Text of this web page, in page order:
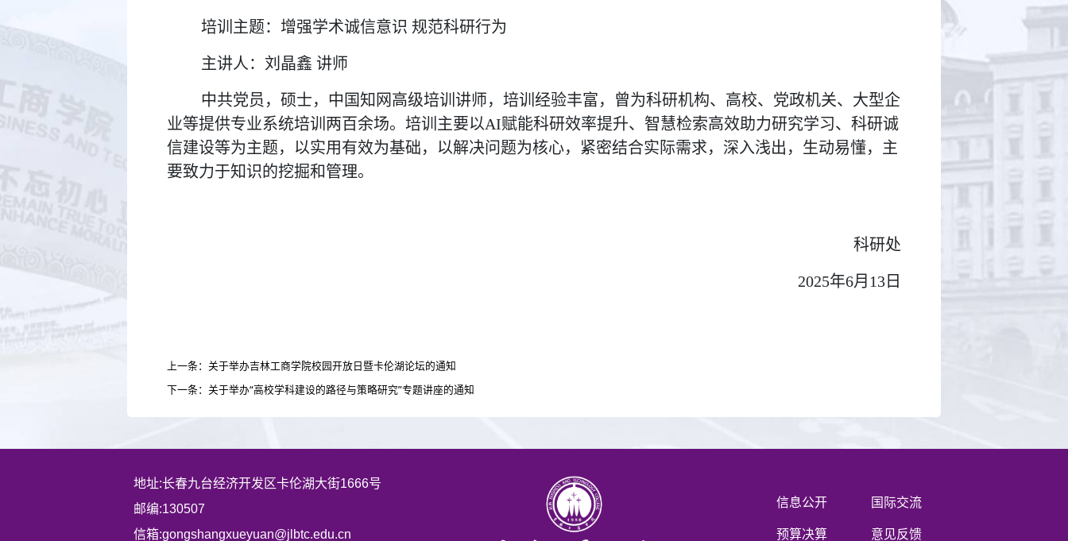
培训主题：增强学术诚信意识 规范科研行为
主讲人：刘晶鑫 讲师
中共党员，硕士，中国知网高级培训讲师，培训经验丰富，曾为科研机构、高校、党政机关、大型企
业等提供专业系统培训两百余场。培训主要以AI赋能科研效率提升、智慧检索高效助力研究学习、科研诚
信建设等为主题，以实用有效为基础，以解决问题为核心，紧密结合实际需求，深入浅出，生动易懂，主
要致力于知识的挖掘和管理。
科研处
2025年6月13日
上一条：关于举办吉林工商学院校园开放日暨卡伦湖论坛的通知
下一条：关于举办“高校学科建设的路径与策略研究”专题讲座的通知
地址:长春九台经济开发区卡伦湖大街1666号
邮编:130507
信箱:gongshangxueyuan@jlbtc.edu.cn
信息公开 国际交流
预算决算 意见反馈